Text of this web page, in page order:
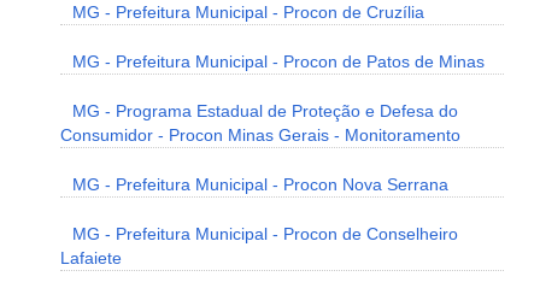
MG - Prefeitura Municipal - Procon de Cruzília
MG - Prefeitura Municipal - Procon de Patos de Minas
MG - Programa Estadual de Proteção e Defesa do
Consumidor - Procon Minas Gerais - Monitoramento
MG - Prefeitura Municipal - Procon Nova Serrana
MG - Prefeitura Municipal - Procon de Conselheiro
Lafaiete